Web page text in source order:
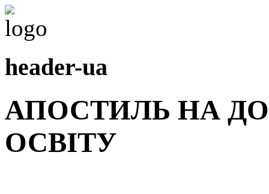
header-ua
АПОСТИЛЬ НА
ОСВIТУ